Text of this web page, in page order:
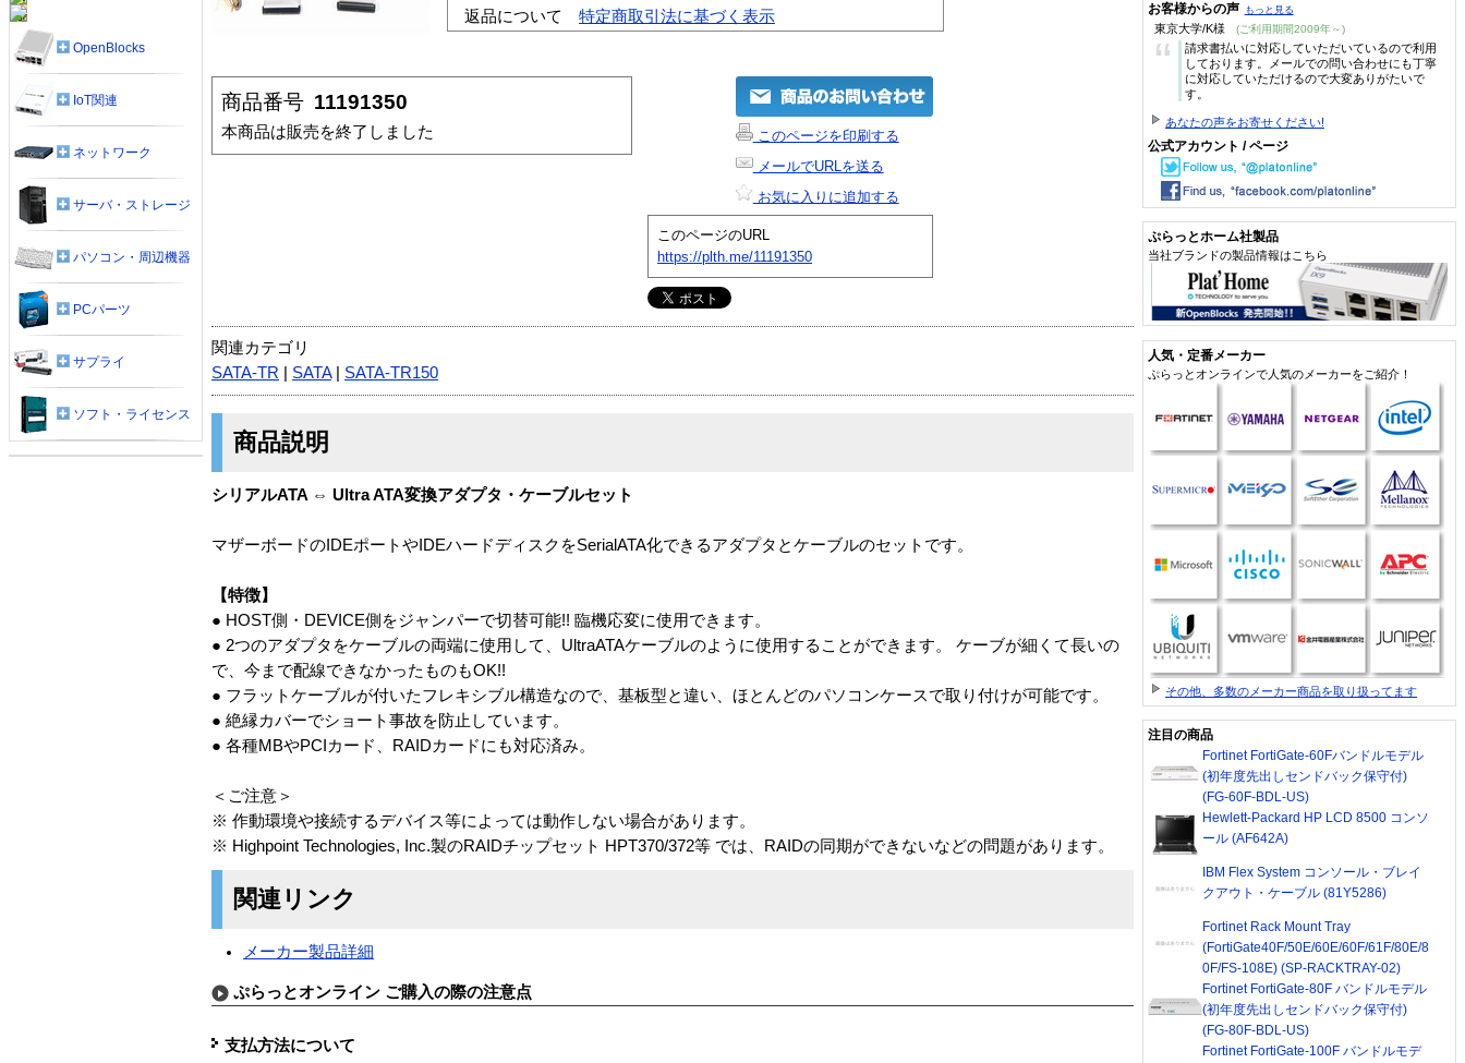
返品について
特定商取引法に基づく表示
商品番号 11191350
本商品は販売を終了しました
このページを印刷する
メールでURLを送る
お気に入りに追加する
このページのURL
https://plth.me/11191350
関連カテゴリ
SATA-TR
SATA| SATA-TR150
商品説明
シリアルATA ⇔ Ultra ATA変換アダプタ・ケーブルセット
マザーボードのIDEポートやIDEハードディスクをSerialATA化できるアダプタとケーブルのセットです。
【特徴】
● HOST側・DEVICE側をジャンパーで切替可能!! 臨機応変に使用できます。
● 2つのアダプタをケーブルの両端に使用して、UltraATAケーブルのように使用することができます。 ケーブが細くて長いの
で、今まで配線できなかったものもOK!!
● フラットケーブルが付いたフレキシブル構造なので、基板型と違い、ほとんどのパソコンケースで取り付けが可能です。
● 絶縁カバーでショート事故を防止しています。
● 各種MBやPCIカード、RAIDカードにも対応済み。
＜ご注意＞
※ 作動環境や接続するデバイス等によっては動作しない場合があります。
※ Highpoint Technologies, Inc.製のRAIDチップセット HPT370/372等 では、RAIDの同期ができないなどの問題があります。
関連リンク
メーカー製品詳細
ぷらっとオンライン ご購入の際の注意点
支払方法について
OpenBlocks
IoT関連
ネットワーク
サーバ・ストレージ
パソコン・周辺機器
PCパーツ
サプライ
ソフト・ライセンス
お客様からの声 もっと見る
東京大学/K様 (ご利用期間2009年～)
“
請求書払いに対応していただいているので利用
しております。メールでの問い合わせにも丁寧
に対応していただけるので大変ありがたいで
す。
あなたの声をお寄せください!
公式アカウント / ページ
ぷらっとホーム社製品
当社ブランドの製品情報はこちら
人気・定番メーカー
ぷらっとオンラインで人気のメーカーをご紹介！
その他、多数のメーカー商品を取り扱ってます
注目の商品
Fortinet FortiGate-60Fバンドルモデル
(初年度先出しセンドバック保守付)
(FG-60F-BDL-US)
Hewlett-Packard HP LCD 8500 コンソ
ール (AF642A)
IBM Flex System コンソール・ブレイ
クアウト・ケーブル (81Y5286)
Fortinet Rack Mount Tray
(FortiGate40F/50E/60E/60F/61F/80E/8
0F/FS-108E) (SP-RACKTRAY-02)
Fortinet FortiGate-80F バンドルモデル
(初年度先出しセンドバック保守付)
(FG-80F-BDL-US)
Fortinet FortiGate-100F バンドルモデ